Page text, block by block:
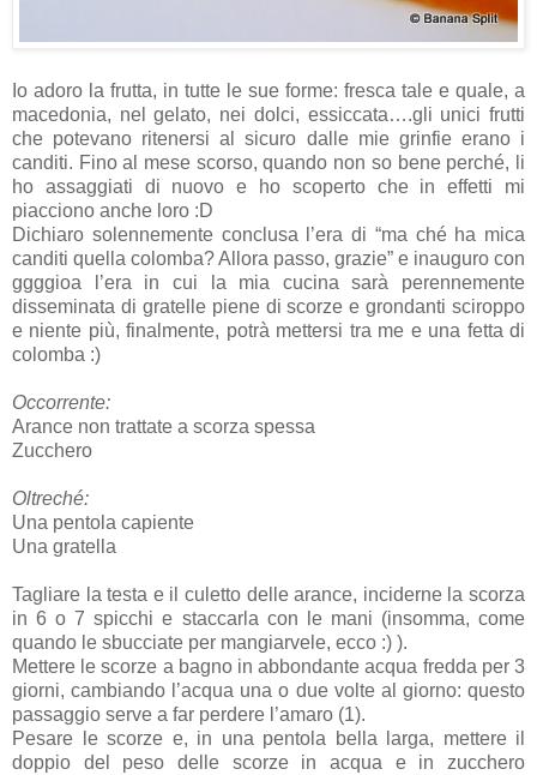
Io adoro la frutta, in tutte le sue forme: fresca tale e quale, a
macedonia, nel gelato, nei dolci, essiccata….gli unici frutti
che potevano ritenersi al sicuro dalle mie grinfie erano i
canditi. Fino al mese scorso, quando non so bene perché, li
ho assaggiati di nuovo e ho scoperto che in effetti mi
piacciono anche loro :D
Dichiaro solennemente conclusa l’era di “ma ché ha mica
canditi quella colomba? Allora passo, grazie” e inauguro con
ggggioa l’era in cui la mia cucina sarà perennemente
disseminata di gratelle piene di scorze e grondanti sciroppo
e niente più, finalmente, potrà mettersi tra me e una fetta di
colomba :)
Occorrente:
Arance non trattate a scorza spessa
Zucchero
Oltreché:
Una pentola capiente
Una gratella
Tagliare la testa e il culetto delle arance, inciderne la scorza
in 6 o 7 spicchi e staccarla con le mani (insomma, come
quando le sbucciate per mangiarvele, ecco :) ).
Mettere le scorze a bagno in abbondante acqua fredda per 3
giorni, cambiando l’acqua una o due volte al giorno: questo
passaggio serve a far perdere l’amaro (1).
Pesare le scorze e, in una pentola bella larga, mettere il
doppio del peso delle scorze in acqua e in zucchero